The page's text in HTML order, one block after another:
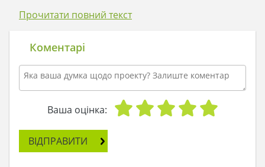
їдальнею. Його об'єднує і найкрасивіша частина
присутніх. Передбачено вихід з вітальні відразу
на територію ділянки, серед красивих квітів і
рослин особливо вдаються смачні шашлики, а
обідні зустрічі набувають особливого колориту.
Окрема площа першого поверху за бажанням
господаря стає кабінетом, дитячої або спальнею
Другий поверх включає троє особистих
апартаментів. Вони мають невеликі розміри, за
Прочитати повний текст
Коментарі
Ваша оцінка:
ВІДПРАВИТИ